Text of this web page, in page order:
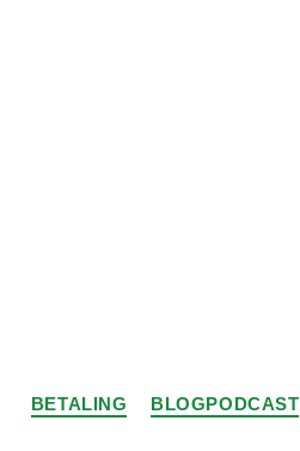
BETALING BLOGPODCAST